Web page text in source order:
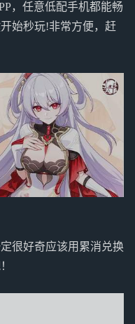
，任意低配手机都能畅
始秒玩!非常方便，赶
很好奇应该用累消兑换